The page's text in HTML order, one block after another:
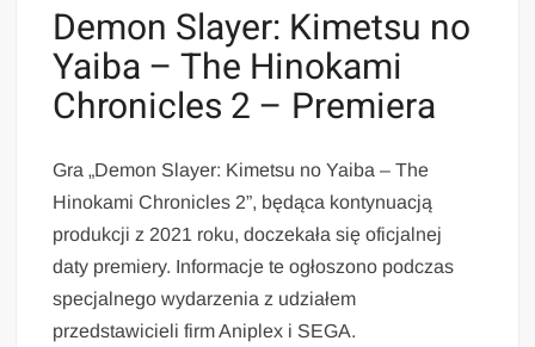
Demon Slayer: Kimetsu no
Yaiba – The Hinokami
Chronicles 2 – Premiera
Gra „Demon Slayer: Kimetsu no Yaiba – The
Hinokami Chronicles 2”, będąca kontynuacją
produkcji z 2021 roku, doczekała się oficjalnej
daty premiery. Informacje te ogłoszono podczas
specjalnego wydarzenia z udziałem
przedstawicieli firm Aniplex i SEGA.